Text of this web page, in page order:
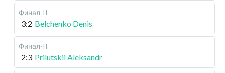
Финал-II
3:2 Belchenko Denis
Финал-II
2:3 Prilutskii Aleksandr